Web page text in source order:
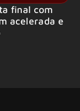
final com
acelerada e